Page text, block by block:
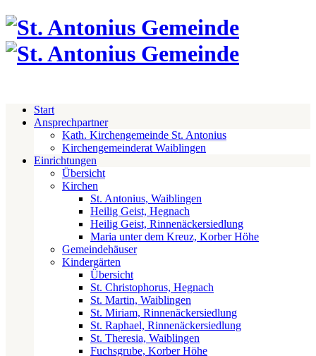
Start
Ansprechpartner
Kath. Kirchengemeinde St. Antonius
Kirchengemeinderat Waiblingen
Einrichtungen
Übersicht
Kirchen
St. Antonius, Waiblingen
Heilig Geist, Hegnach
Heilig Geist, Rinnenäckersiedlung
Maria unter dem Kreuz, Korber Höhe
Gemeindehäuser
Kindergärten
Übersicht
St. Christophorus, Hegnach
St. Martin, Waiblingen
St. Miriam, Rinnenäckersiedlung
St. Raphael, Rinnenäckersiedlung
St. Theresia, Waiblingen
Fuchsgrube, Korber Höhe